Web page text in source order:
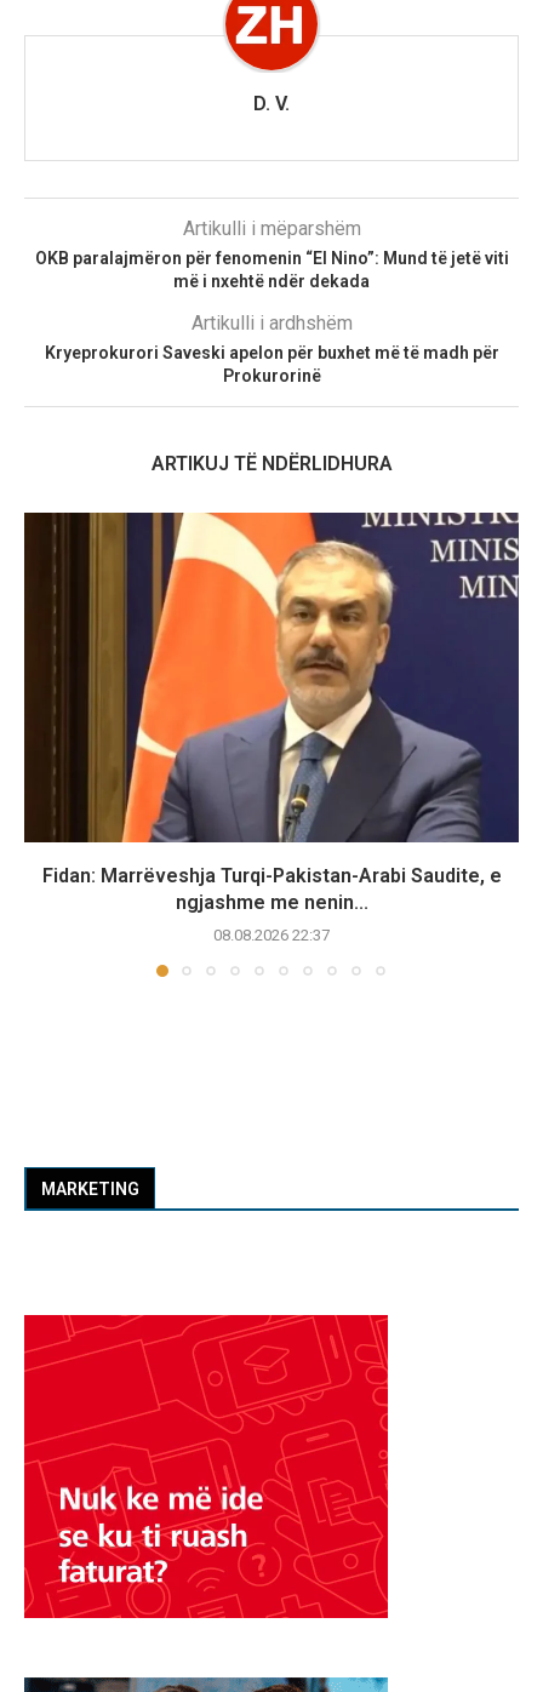
D. V.
Artikulli i mëparshëm
OKB paralajmëron për fenomenin “El Nino”: Mund të jetë viti
më i nxehtë ndër dekada
Artikulli i ardhshëm
Kryeprokurori Saveski apelon për buxhet më të madh për
Prokurorinë
ARTIKUJ TË NDËRLIDHURA
Fidan: Marrëveshja Turqi-Pakistan-Arabi Saudite, e
ngjashme me nenin...
08.08.2026 22:37
MARKETING